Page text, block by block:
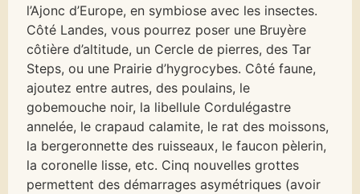
l’Ajonc d’Europe, en symbiose avec les insectes.
Côté Landes, vous pourrez poser une Bruyère
côtière d’altitude, un Cercle de pierres, des Tar
Steps, ou une Prairie d’hygrocybes. Côté faune,
ajoutez entre autres, des poulains, le
gobemouche noir, la libellule Cordulégastre
annelée, le crapaud calamite, le rat des moissons,
la bergeronnette des ruisseaux, le faucon pèlerin,
la coronelle lisse, etc. Cinq nouvelles grottes
permettent des démarrages asymétriques (avoir